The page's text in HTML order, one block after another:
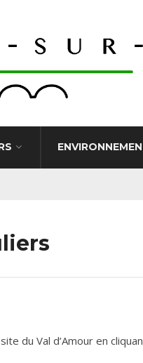
du Val d’Amour en